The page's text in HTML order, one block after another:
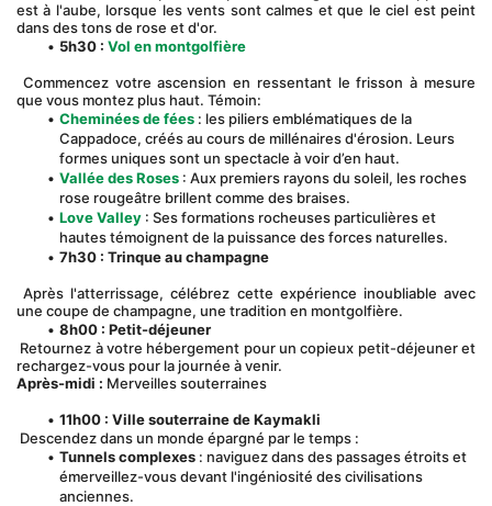
est à l'aube, lorsque les vents sont calmes et que le ciel est peint
dans des tons de rose et d'or.
5h30 : Vol en montgolfière
que vous montez plus haut. Témoin:
Cheminées de fées : les piliers emblématiques de la
Cappadoce, créés au cours de millénaires d'érosion. Leurs
formes uniques sont un spectacle à voir d’en haut.
Vallée des Roses : Aux premiers rayons du soleil, les roches
rose rougeâtre brillent comme des braises.
Love Valley : Ses formations rocheuses particulières et
hautes témoignent de la puissance des forces naturelles.
7h30 : Trinque au champagne
Après l'atterrissage, célébrez cette expérience inoubliable avec
une coupe de champagne, une tradition en montgolfière.
8h00 : Petit-déjeuner
rechargez-vous pour la journée à venir.
Après-midi : Merveilles souterraines
11h00 : Ville souterraine de Kaymakli
Descendez dans un monde épargné par le temps :
Tunnels complexes : naviguez dans des passages étroits et
émerveillez-vous devant l'ingéniosité des civilisations
anciennes.